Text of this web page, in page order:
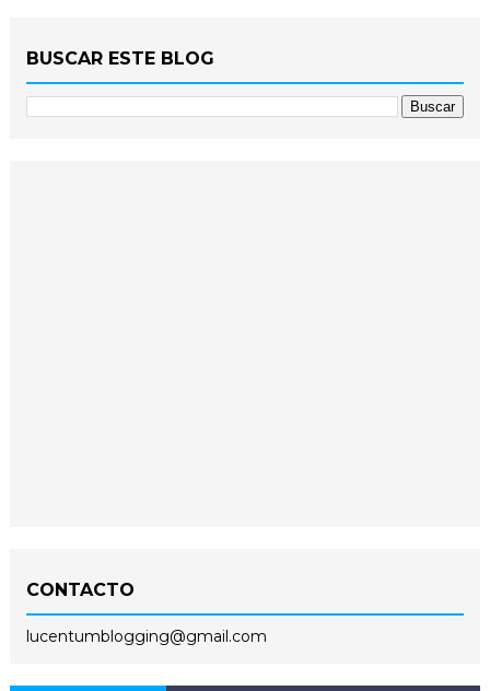
BUSCAR ESTE BLOG
CONTACTO
lucentumblogging@gmail.com